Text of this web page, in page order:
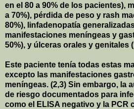
en el 80 a 90% de los pacientes),
a 70%), pérdida de peso y rash
80%), linfadenopatía
manifestaciones meníngeas y
50%), y úlceras orales y genitales (
Este paciente tenía todas estas
excepto las manifestaciones
meníngeas. (2,3) Sin embargo, la
de riesgo documentados para
como el ELISA negativo y la PCR